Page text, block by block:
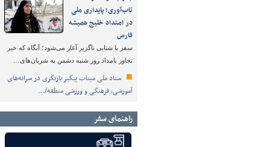
تاب‌آوری؛ پایداری ملی
در امتداد خلیج همیشه
فارس
سفر با شتابی ناگزیر آغاز می‌شود؛ آنگاه که خبر
تجاوز بامداد روز شنبه دشمن به شریان‌های…
ستاد ملی میناب پیگیر بازنگری در سرانه‌های
آموزشی، فرهنگی و ورزشی منطقه/…
راهنمای سفر